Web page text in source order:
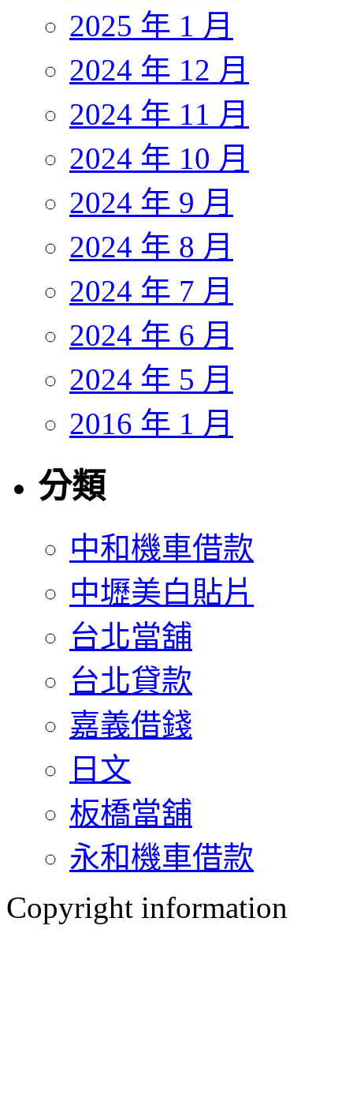
2025 年 1 月
2024 年 12 月
2024 年 11 月
2024 年 10 月
2024 年 9 月
2024 年 8 月
2024 年 7 月
2024 年 6 月
2024 年 5 月
2016 年 1 月
分類
中和機車借款
中壢美白貼片
台北當舖
台北貸款
嘉義借錢
日文
板橋當舖
永和機車借款
Copyright information